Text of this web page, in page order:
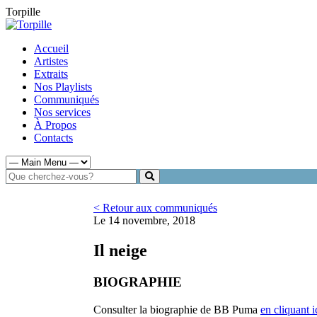
Torpille
Accueil
Artistes
Extraits
Nos Playlists
Communiqués
Nos services
À Propos
Contacts
< Retour aux communiqués
Le 14 novembre, 2018
Il neige
BIOGRAPHIE
Consulter la biographie de BB Puma en cliquant